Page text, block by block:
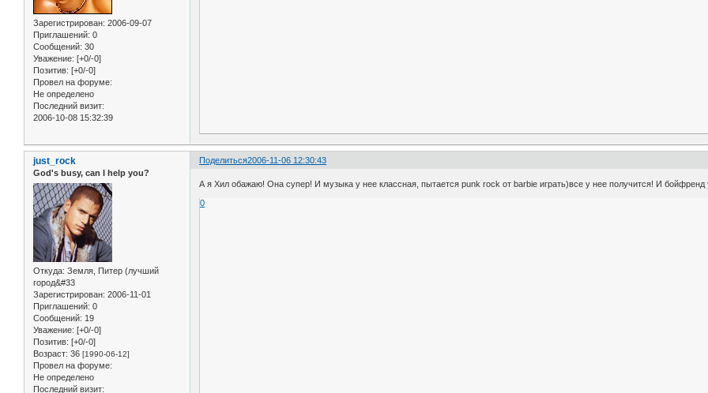
Зарегистрирован: 2006-09-07
Приглашений: 0
Сообщений: 30
Уважение: [+0/-0]
Позитив: [+0/-0]
Провел на форуме:
Не определено
Последний визит:
2006-10-08 15:32:39
Поделиться2006-11-06 12:30:43
just_rock
God's busy, can I help you?
Откуда: Земля, Питер (лучший
город&#33
Зарегистрирован: 2006-11-01
Приглашений: 0
Сообщений: 19
Уважение: [+0/-0]
Позитив: [+0/-0]
Возраст: 36 [1990-06-12]
Провел на форуме:
Не определено
Последний визит:
А я Хил обажаю! Она супер! И музыка у нее классная, пытается punk rock от barbie играть)все у нее получится! И бойфренд
0